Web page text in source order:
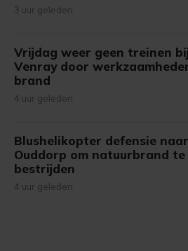
3 uur geleden
Vrijdag weer geen treinen bij
Venray door
brand
4 uur geleden
Blushelikopter defensie naar
Ouddorp om natuurbrand te
bestrijden
4 uur geleden